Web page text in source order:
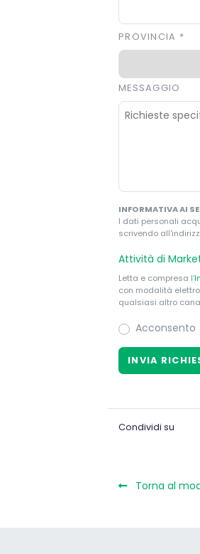
PROVINCIA *
MESSAGGIO
INFORMATIVA AI
I dati personali
scrivendo
Attività di
Letta e compresa l’
con modalità
qualsiasi altro
Acconsento
Condividi su
Torna al